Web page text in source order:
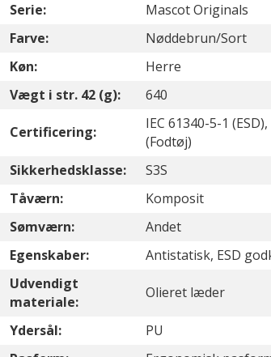
Serie:
Mascot Originals
Farve:
Nøddebrun/Sort
Køn:
Herre
Vægt i str. 42 (g):
640
Certificering:
IEC 61340-5-1
(Fodtøj)
Sikkerhedsklasse:
S3S
Tåværn:
Komposit
Sømværn:
Andet
Egenskaber:
Antistatisk, ESD
Udvendigt
materiale:
Olieret læder
Ydersål:
PU